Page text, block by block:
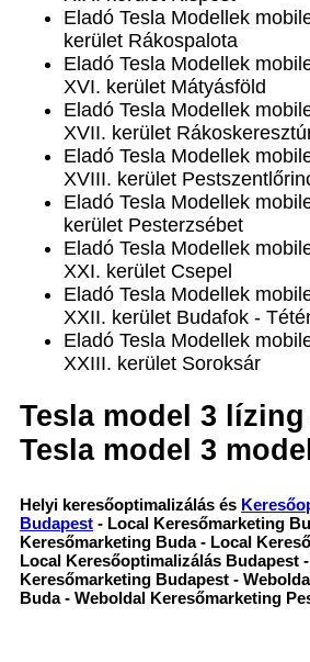
Eladó Tesla Modellek
kerület Rákospalota
Eladó Tesla Modellek
XVI. kerület Mátyásföld
Eladó Tesla Modellek
XVII. kerület
Eladó Tesla Modellek
XVIII. kerület
Eladó Tesla Modellek
kerület Pesterzsébet
Eladó Tesla Modellek
XXI. kerület Csepel
Eladó Tesla Modellek
XXII. kerület Budafok -
Eladó Tesla Modellek
XXIII. kerület Soroksár
Tesla model 3
Tesla model 3
Helyi keresőoptimalizálás és
Budapest - Local Keresőmarketing
Keresőmarketing Buda - Local
Local Keresőoptimalizálás Budapest
Keresőmarketing Budapest -
Buda - Weboldal Keresőmarketing